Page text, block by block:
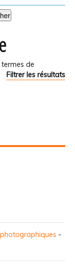
de
Filtrer les résultats
-